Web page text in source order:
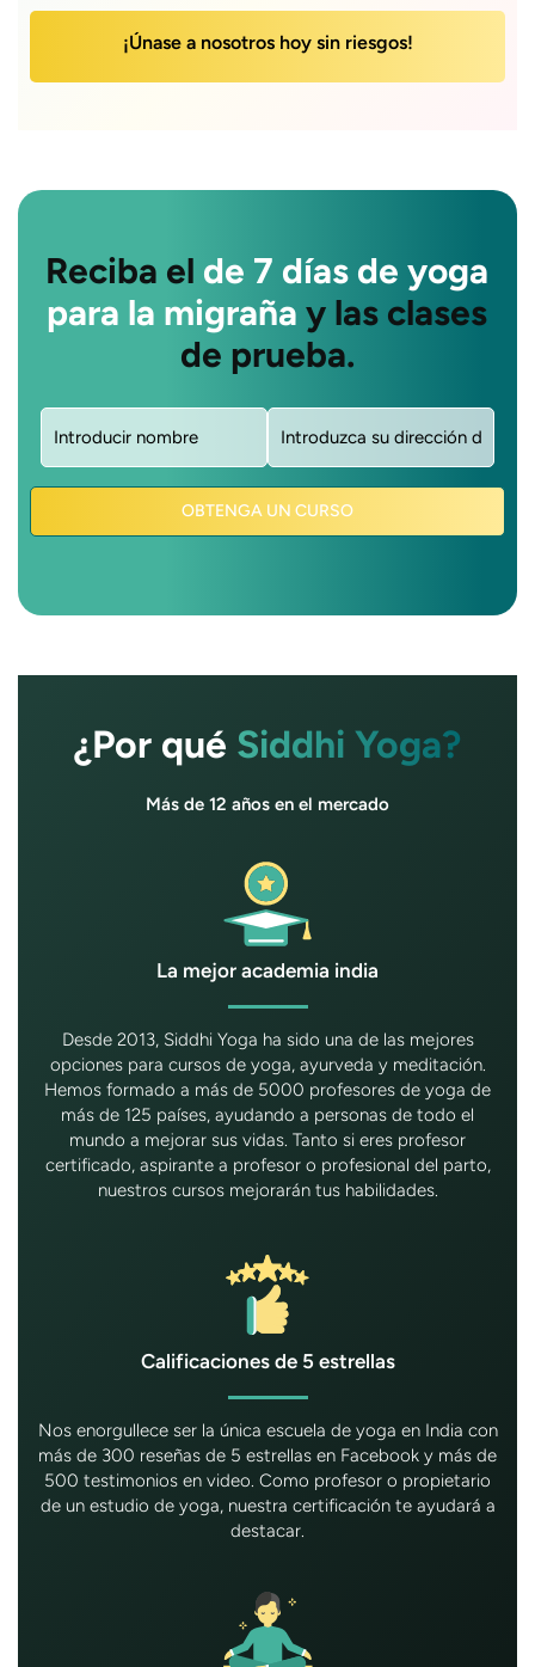
¡Únase a nosotros hoy sin riesgos!
Reciba el de 7 días de yoga
para la migraña y las clases
de prueba.
electrónico
OBTENGA UN CURSO
¿Por qué Siddhi Yoga?
Más de 12 años en el mercado
La mejor academia india
Desde 2013, Siddhi Yoga ha sido una de las mejores
opciones para cursos de yoga, ayurveda y meditación.
Hemos formado a más de 5000 profesores de yoga de
más de 125 países, ayudando a personas de todo el
mundo a mejorar sus vidas. Tanto si eres profesor
certificado, aspirante a profesor o profesional del parto,
nuestros cursos mejorarán tus habilidades.
Calificaciones de 5 estrellas
Nos enorgullece ser la única escuela de yoga en India con
más de 300 reseñas de 5 estrellas en Facebook y más de
500 testimonios en video. Como profesor o propietario
de un estudio de yoga, nuestra certificación te ayudará a
destacar.